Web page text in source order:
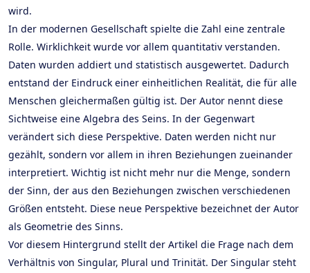
wird.
In der modernen Gesellschaft spielte die Zahl eine zentrale
Rolle. Wirklichkeit wurde vor allem quantitativ verstanden.
Daten wurden addiert und statistisch ausgewertet. Dadurch
entstand der Eindruck einer einheitlichen Realität, die für alle
Menschen gleichermaßen gültig ist. Der Autor nennt diese
Sichtweise eine Algebra des Seins. In der Gegenwart
verändert sich diese Perspektive. Daten werden nicht nur
gezählt, sondern vor allem in ihren Beziehungen zueinander
interpretiert. Wichtig ist nicht mehr nur die Menge, sondern
der Sinn, der aus den Beziehungen zwischen verschiedenen
Größen entsteht. Diese neue Perspektive bezeichnet der Autor
als Geometrie des Sinns.
Vor diesem Hintergrund stellt der Artikel die Frage nach dem
Verhältnis von Singular, Plural und Trinität. Der Singular steht